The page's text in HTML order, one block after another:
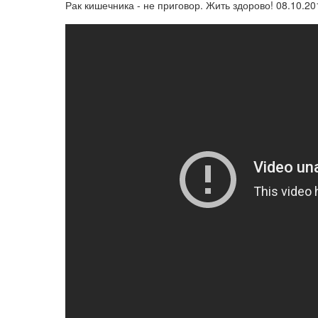
Рак кишечника - не приговор. Жить здорово!